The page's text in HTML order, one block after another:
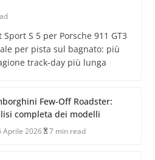
S 5 per Porsche 911 GT3
per pista sul bagnato: più
track-day più lunga
Few-Off Roadster:
completa dei modelli
Aprile 2026 7 min read